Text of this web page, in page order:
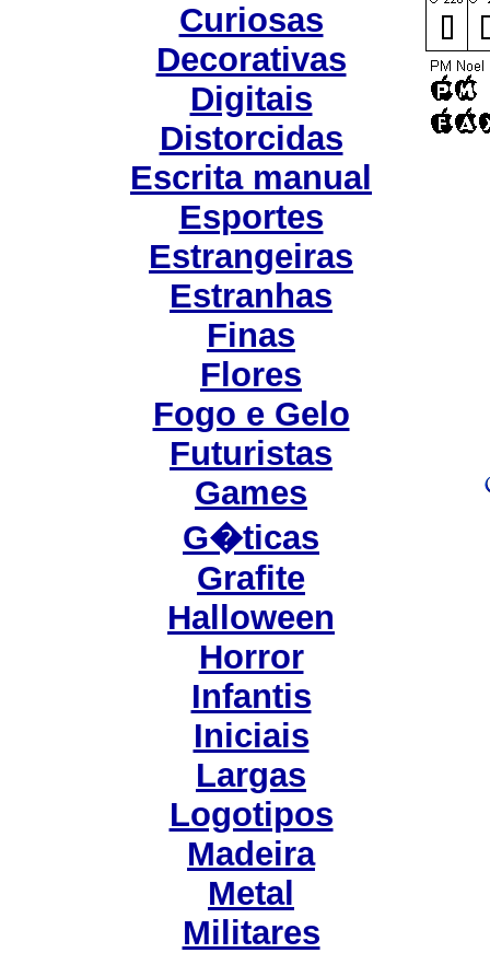
Curiosas
Decorativas
Digitais
Distorcidas
Escrita manual
Esportes
Estrangeiras
Estranhas
Finas
Flores
Fogo e Gelo
Futuristas
Games
G�ticas
Grafite
Halloween
Horror
Infantis
Iniciais
Largas
Logotipos
Madeira
Metal
Militares